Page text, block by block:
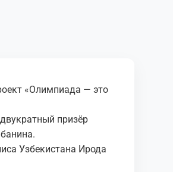
«Олимпиада — это
призёр
Узбекистана Ирода